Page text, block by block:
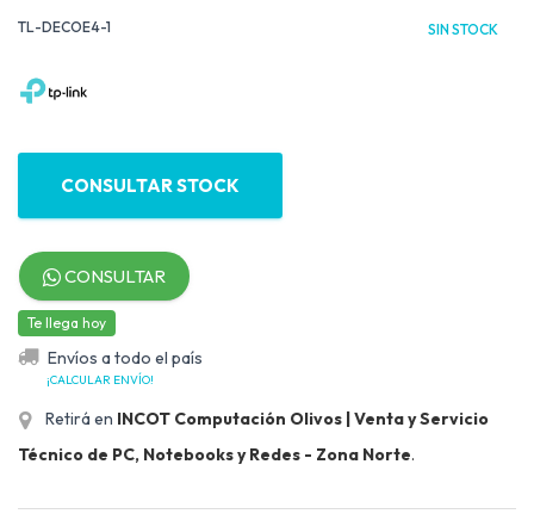
TL-DECOE4-1 SIN STOCK
CONSULTAR STOCK
CONSULTAR
Te llega hoy
Envíos a todo el país
¡CALCULAR ENVÍO!
Retirá en INCOT Computación Olivos | Venta y Servicio
Técnico de PC, Notebooks y Redes - Zona Norte.